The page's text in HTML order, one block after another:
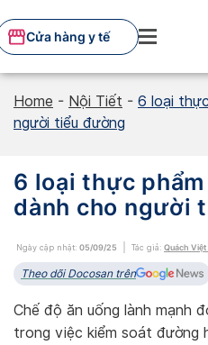
to
content
Cửa hàng y tế
Home - Nội Tiết - 6 loại
người tiểu đường
6 loại thực
dành cho người
Ngày cập nhật: 05/09/25 Tác giả: Quách Việt
Theo dõi Docosan trên
Chế độ ăn uống lành mạnh
trong việc kiểm soát đường